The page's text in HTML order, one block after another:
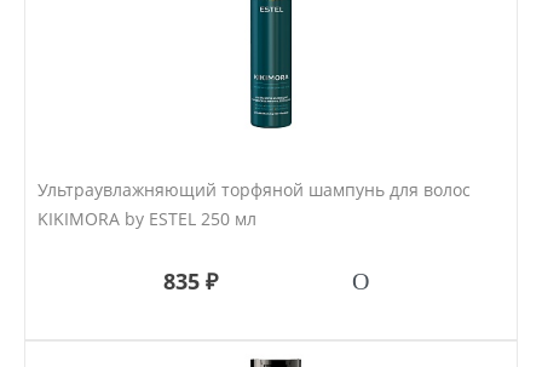
Ультраувлажняющий торфяной шампунь для волос
KIKIMORA by ESTEL 250 мл
835 ₽